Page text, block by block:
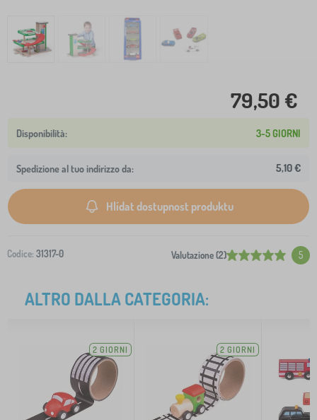
79,50 €
3-5 GIORNI
Spedizione al tuo indirizzo da: 5,10 €
Hlídat dostupnost produktu
Codice: 31317-0 Valutazione (2) 5
ALTRO DALLA CATEGORIA:
2 GIORNI 2 GIORNI